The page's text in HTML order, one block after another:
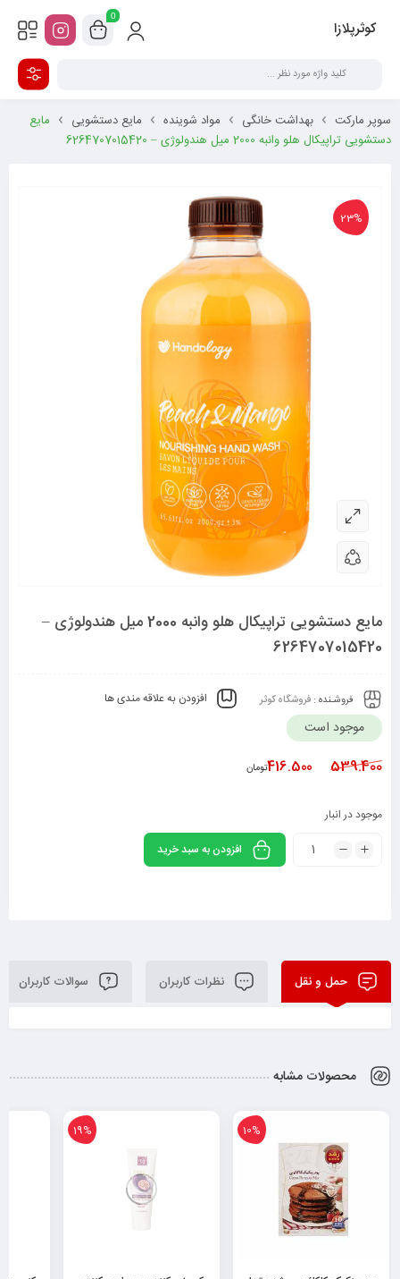
کوثرپلازا
0
سوپر مارکت بهداشت خانگی مواد شوینده مایع دستشویی
مایع
دستشویی تراپیکال هلو وانبه 2000 میل هندولوژی – 6264707015420
23%
مایع دستشویی تراپیکال هلو وانبه 2000 میل هندولوژی –
6264707015420
فروشـنده : فروشگاه کوثر افزودن به علاقه مندی ها
موجود است
539.400
416.500تومان
موجود در انبار
افزودن به سبد خرید
حمل و نقل نظرات کاربران سوالات کاربران
محصولات مشابه
10%
19%